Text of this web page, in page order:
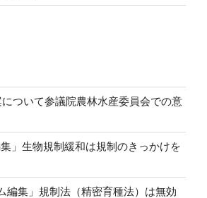
ついて参議院農林水産委員会での意
」生物規制緩和は規制のきっかけを
編集」規制法（精密育種法）は無効